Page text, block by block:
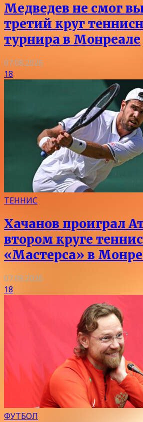
Медведев не смог
третий круг
турнира в Монреале
07.08.2026
18
ТЕННИС
Хачанов проиграл
втором круге
«Мастерса» в
07.08.2026
18
ФУТБОЛ